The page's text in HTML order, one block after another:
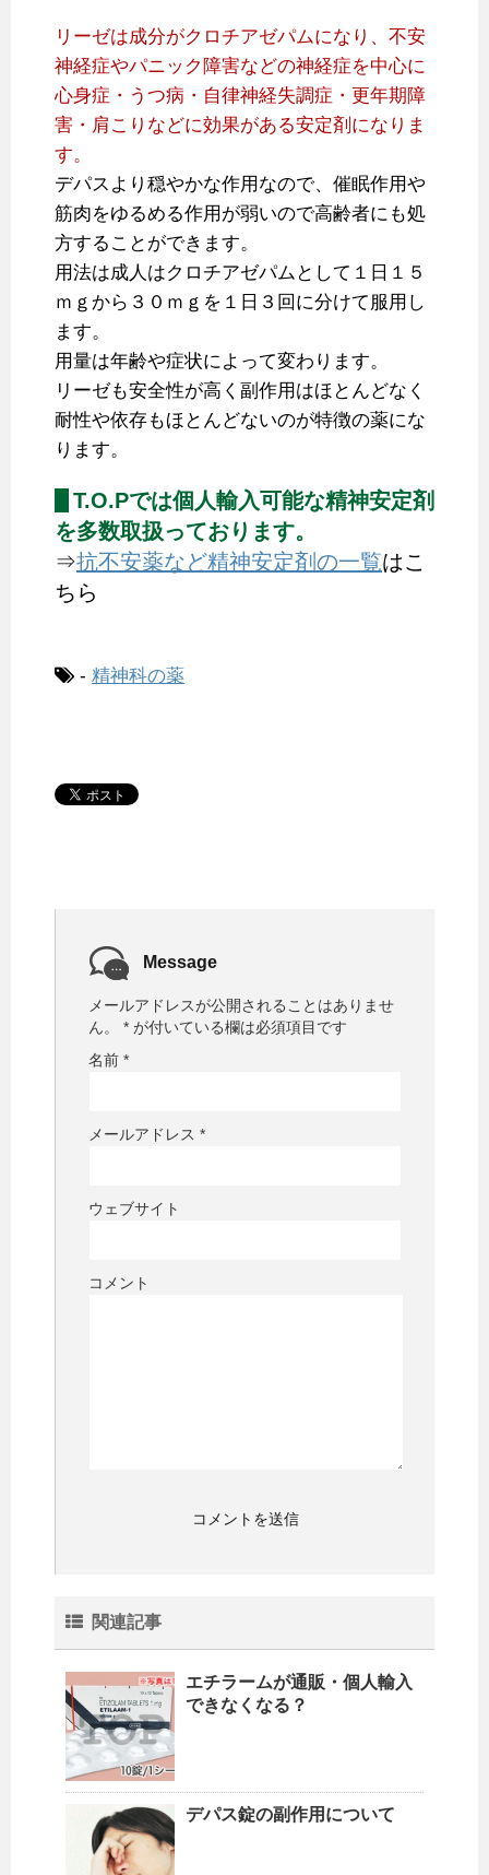
リーゼは成分がクロチアゼパムになり、不安
神経症やパニック障害などの神経症を中心に
心身症・うつ病・自律神経失調症・更年期障
害・肩こりなどに効果がある安定剤になりま
す。
デパスより穏やかな作用なので、催眠作用や
筋肉をゆるめる作用が弱いので高齢者にも処
方することができます。
用法は成人はクロチアゼパムとして１日１５
ｍｇから３０ｍｇを１日３回に分けて服用し
ます。
用量は年齢や症状によって変わります。
リーゼも安全性が高く副作用はほとんどなく
耐性や依存もほとんどないのが特徴の薬にな
ります。
T.O.Pでは個人輸入可能な精神安定剤
を多数取扱っております。
⇒抗不安薬など精神安定剤の一覧はこ
ちら
- 精神科の薬
Message
メールアドレスが公開されることはありませ
ん。
* が付いている欄は必須項目です
名前 *
メールアドレス *
ウェブサイト
コメント
関連記事
エチラームが通販・個人輸入
できなくなる？
デパス錠の副作用について